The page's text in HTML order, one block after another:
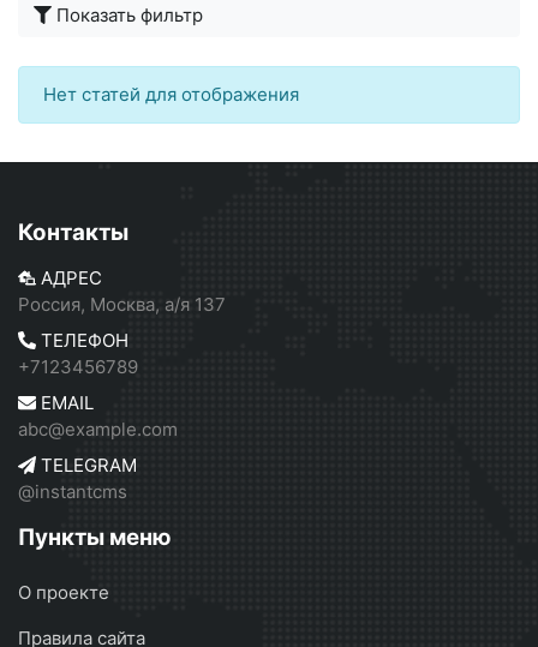
Показать фильтр
Нет статей для отображения
Контакты
АДРЕС
Россия, Москва, а/я 137
ТЕЛЕФОН
+7123456789
EMAIL
abc@example.com
TELEGRAM
@instantcms
Пункты меню
О проекте
Правила сайта